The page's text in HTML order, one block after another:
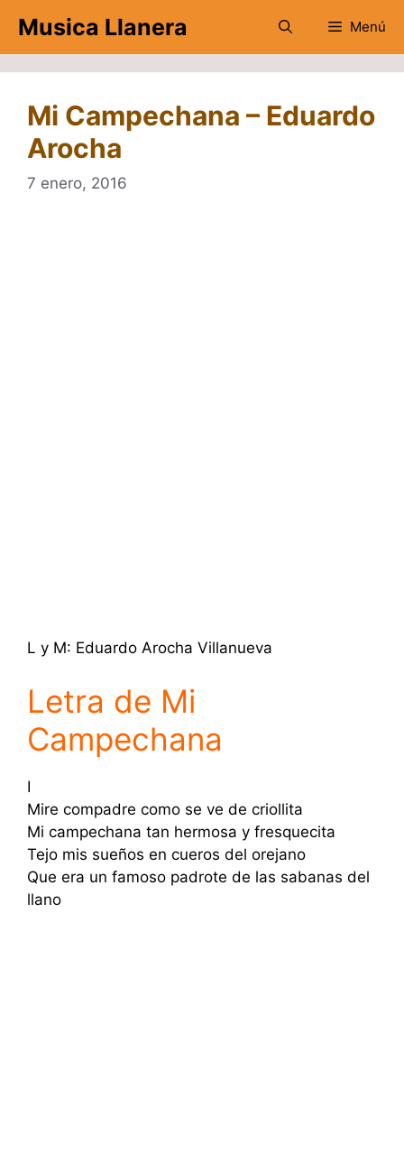
contenido
Musica Llanera Menú
Mi Campechana – Eduardo
Arocha
7 enero, 2016
L y M: Eduardo Arocha Villanueva
Letra de Mi
Campechana
I
Mire compadre como se ve de criollita
Mi campechana tan hermosa y fresquecita
Tejo mis sueños en cueros del orejano
Que era un famoso padrote de las sabanas del
llano